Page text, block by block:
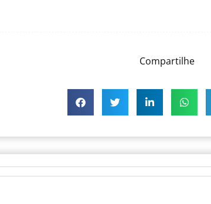
Compartilhe